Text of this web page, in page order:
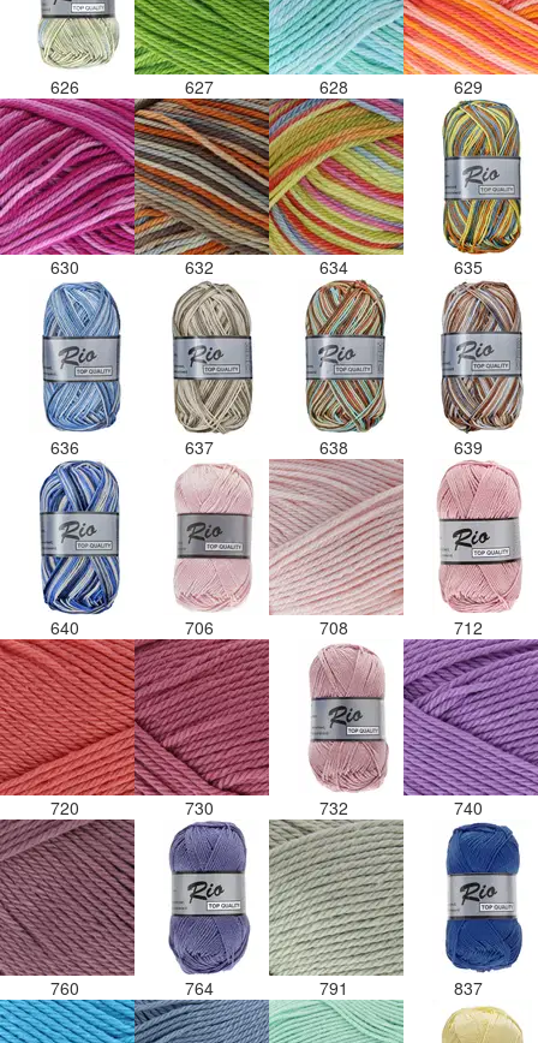
626 627 628 629
630 632 634 635
636 637 638 639
640 706 708 712
720 730 732 740
760 764 791 837